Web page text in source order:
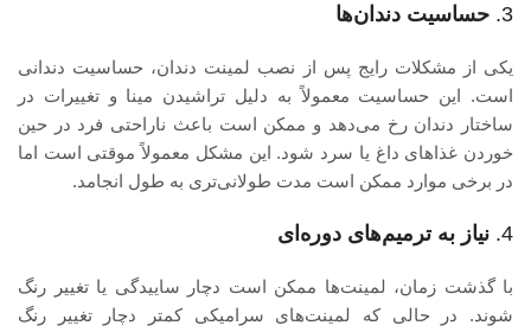
3. حساسیت دندان‌ها
یکی از مشکلات رایج پس از نصب لمینت دندان، حساسیت دندانی
است. این حساسیت معمولاً به دلیل تراشیدن مینا و تغییرات در
ساختار دندان رخ می‌دهد و ممکن است باعث ناراحتی فرد در حین
خوردن غذاهای داغ یا سرد شود. این مشکل معمولاً موقتی است اما
در برخی موارد ممکن است مدت طولانی‌تری به طول انجامد.
4. نیاز به ترمیم‌های دوره‌ای
با گذشت زمان، لمینت‌ها ممکن است دچار ساییدگی یا تغییر رنگ
شوند. در حالی که لمینت‌های سرامیکی کمتر دچار تغییر رنگ